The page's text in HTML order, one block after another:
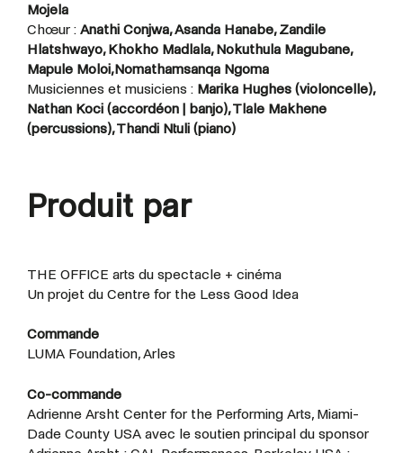
Mojela
Chœur : Anathi Conjwa, Asanda Hanabe, Zandile
Hlatshwayo, Khokho Madlala, Nokuthula Magubane,
Mapule Moloi,Nomathamsanqa Ngoma
Musiciennes et musiciens : Marika Hughes (violoncelle),
Nathan Koci (accordéon | banjo), Tlale Makhene
(percussions), Thandi Ntuli (piano)
Produit par
THE OFFICE arts du spectacle + cinéma
Un projet du Centre for the Less Good Idea
Commande
LUMA Foundation, Arles
Co-commande
Adrienne Arsht Center for the Performing Arts, Miami-
Dade County USA avec le soutien principal du sponsor